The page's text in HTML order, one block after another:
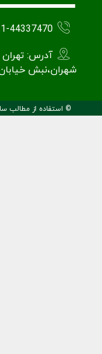
44337470
آدرس: تهران
شهران،نبش خیابان علی
© استفاده از مطالب